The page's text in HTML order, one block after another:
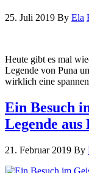
25. Juli 2019 By Ela
Heute gibt es mal
Legende von Puna
wirklich eine
Ein Besuch
Legende aus
21. Februar 2019 By